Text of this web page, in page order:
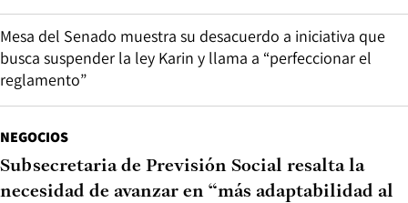
Mesa del Senado muestra su desacuerdo a iniciativa que
busca suspender la ley Karin y llama a “perfeccionar el
reglamento”
NEGOCIOS
Subsecretaria de Previsión Social resalta la
necesidad de avanzar en “más adaptabilidad al